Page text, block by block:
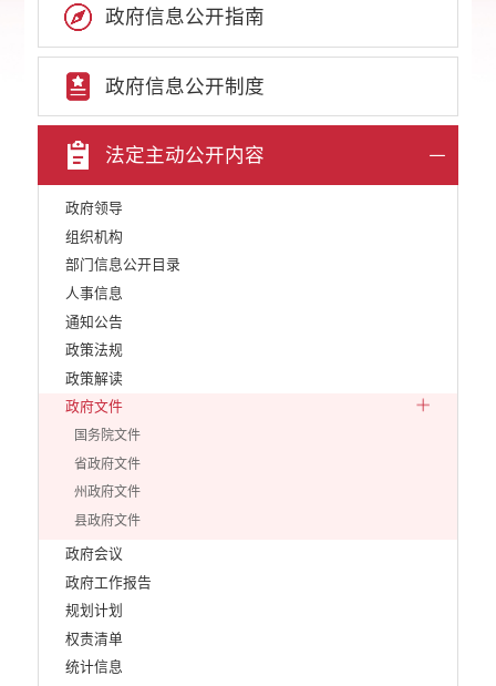
政府信息公开指南
政府信息公开制度
法定主动公开内容
政府领导
组织机构
部门信息公开目录
人事信息
通知公告
政策法规
政策解读
政府文件
国务院文件
省政府文件
州政府文件
县政府文件
政府会议
政府工作报告
规划计划
权责清单
统计信息